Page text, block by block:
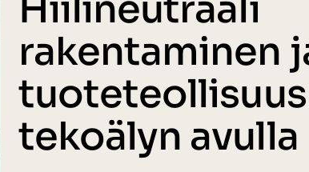
rakentaminen
tuoteteollisuus
tekoälyn avulla